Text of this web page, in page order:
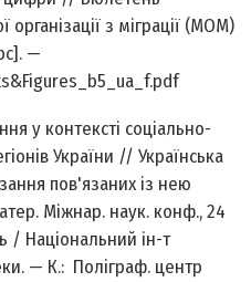
з міграції (МОМ)
—
у контексті соціально-
України // Українська
пов'язаних із нею
Міжнар. наук. конф., 24
/ Національний ін-т
— К.: Поліграф. центр